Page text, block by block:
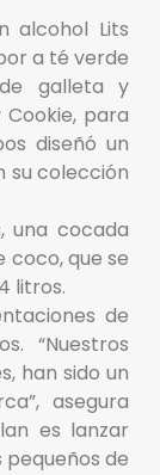
alcohol Lits
a té verde
galleta y
para
diseñó un
su colección
una cocada
coco, que se
litros.
de
“Nuestros
han sido un
asegura
es lanzar
de